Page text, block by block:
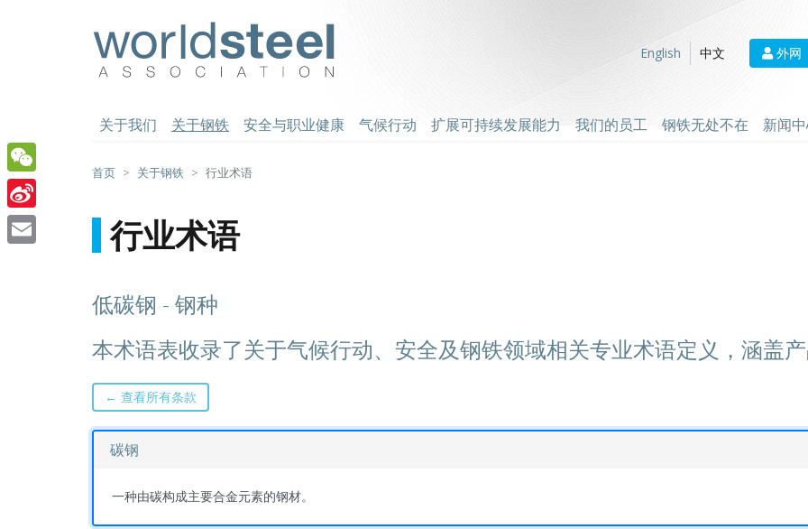
English
中文 外网
关于我们 关于钢铁 安全与职业健康 气候行动 扩展可持续发展能力 我们的员工 钢铁无处不在 新闻
首页 关于钢铁 行业术语
行业术语
低碳钢 - 钢种
本术语表收录了关于气候行动、安全及钢铁领域相关专业术语定义，涵盖
← 查看所有条款
碳钢
一种由碳构成主要合金元素的钢材。
WeChat
Sina